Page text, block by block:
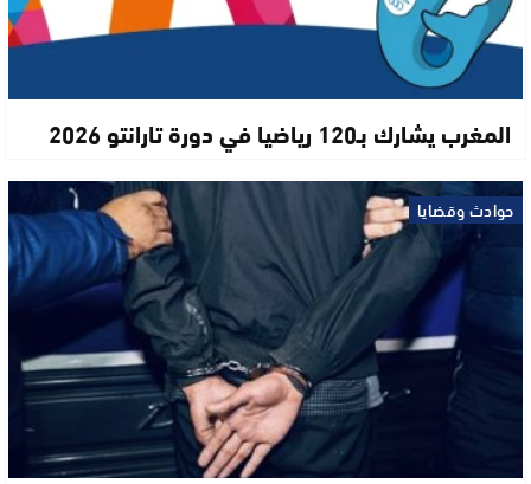
المغرب يشارك بـ120 رياضيا في دورة تارانتو 2026
حوادث وقضايا